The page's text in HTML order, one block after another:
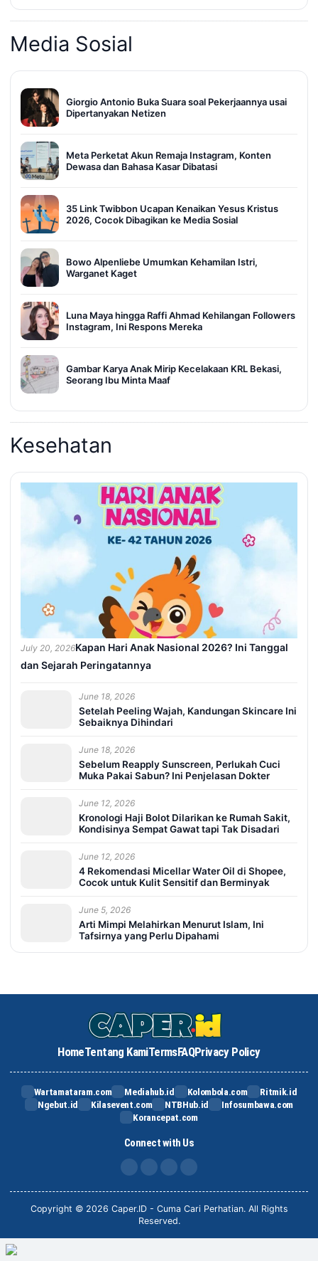
Media Sosial
Giorgio Antonio Buka Suara soal Pekerjaannya usai
Dipertanyakan Netizen
Meta Perketat Akun Remaja Instagram, Konten
Dewasa dan Bahasa Kasar Dibatasi
35 Link Twibbon Ucapan Kenaikan Yesus Kristus
2026, Cocok Dibagikan ke Media Sosial
Bowo Alpenliebe Umumkan Kehamilan Istri,
Warganet Kaget
Luna Maya hingga Raffi Ahmad Kehilangan Followers
Instagram, Ini Respons Mereka
Gambar Karya Anak Mirip Kecelakaan KRL Bekasi,
Seorang Ibu Minta Maaf
Kesehatan
July 20, 2026Kapan Hari Anak Nasional 2026? Ini Tanggal
dan Sejarah Peringatannya
June 18, 2026
Setelah Peeling Wajah, Kandungan Skincare Ini
Sebaiknya Dihindari
June 18, 2026
Sebelum Reapply Sunscreen, Perlukah Cuci
Muka Pakai Sabun? Ini Penjelasan Dokter
June 12, 2026
Kronologi Haji Bolot Dilarikan ke Rumah Sakit,
Kondisinya Sempat Gawat tapi Tak Disadari
June 12, 2026
4 Rekomendasi Micellar Water Oil di Shopee,
Cocok untuk Kulit Sensitif dan Berminyak
June 5, 2026
Arti Mimpi Melahirkan Menurut Islam, Ini
Tafsirnya yang Perlu Dipahami
HomeTentang KamiTermsFAQPrivacy Policy
Wartamataram.com Mediahub.id Kolombola.com
Ritmik.id
Ngebut.id
Kilasevent.com NTBHub.id
Infosumbawa.com
Korancepat.com
Connect with Us
FB IG TikTok
Copyright © 2026 Caper.ID - Cuma Cari Perhatian. All Rights
Reserved.